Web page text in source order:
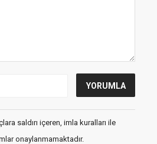
saldırı içeren, imla kuralları ile
onaylanmamaktadır.